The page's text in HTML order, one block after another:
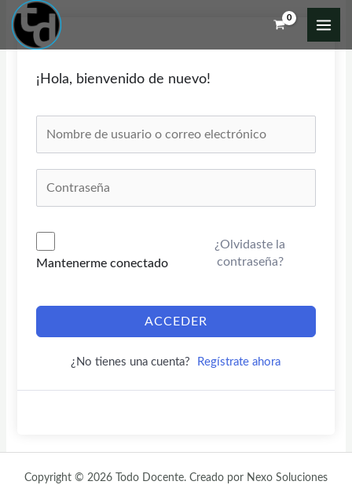
contenido
¡Hola, bienvenido de nuevo!
Mantenerme conectado
¿Olvidaste la
contraseña?
ACCEDER
¿No tienes una cuenta? Regístrate ahora
Copyright © 2026 Todo Docente. Creado por Nexo Soluciones